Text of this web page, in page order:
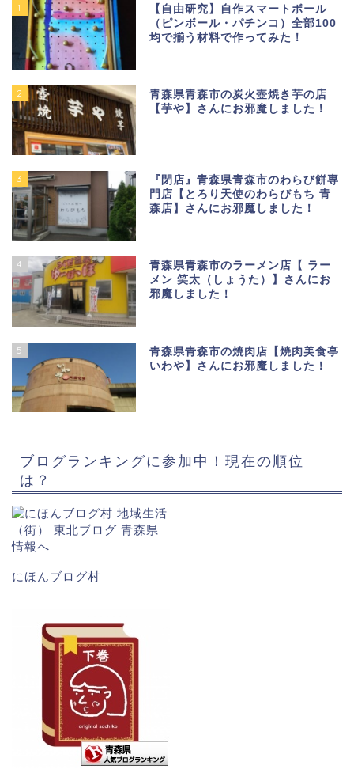
1
【自由研究】自作スマートボール
（ピンボール・パチンコ）全部100
均で揃う材料で作ってみた！
2
青森県青森市の炭火壺焼き芋の店
【芋や】さんにお邪魔しました！
3
『閉店』青森県青森市のわらび餅専
門店【とろり天使のわらびもち 青
森店】さんにお邪魔しました！
4
青森県青森市のラーメン店【 ラー
メン 笑太（しょうた）】さんにお
邪魔しました！
5
青森県青森市の焼肉店【焼肉美食亭
いわや】さんにお邪魔しました！
ブログランキングに参加中！現在の順位
は？
にほんブログ村